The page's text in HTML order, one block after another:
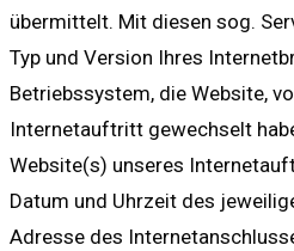
übermittelt. Mit diesen sog.
Typ und Version Ihres
Betriebssystem, die Website,
Internetauftritt gewechselt
Website(s) unseres
Datum und Uhrzeit des
Adresse des